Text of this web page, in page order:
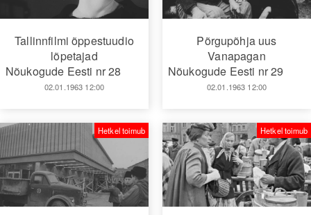
Tallinnfilmi õppestuudio
lõpetajad
Nõukogude Eesti nr 28
02.01.1963 12:00
Põrgupõhja uus
Vanapagan
Nõukogude Eesti nr 29
02.01.1963 12:00
Hetkel toimub Hetkel toimub